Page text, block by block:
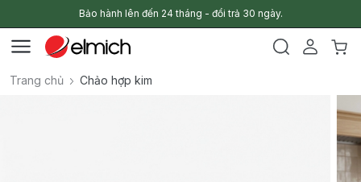
Bảo hành lên đến 24 tháng - đổi trả 30 ngày.
Trang chủ Chảo hợp kim